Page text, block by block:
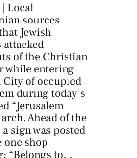
Local
sources
Jewish
attacked
of the Christian
while entering
City of occupied
during today’s
“Jerusalem
Ahead of the
sign was posted
one shop
“Belongs to…